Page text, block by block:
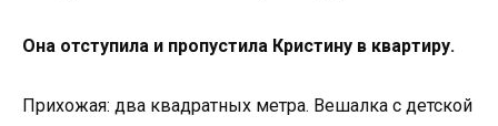
Она отступила и пропустила Кристину в квартиру.
Прихожая: два квадратных метра. Вешалка с детской